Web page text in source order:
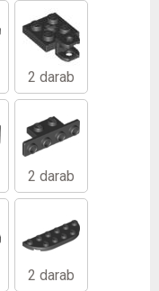
2 darab
2 darab
2 darab